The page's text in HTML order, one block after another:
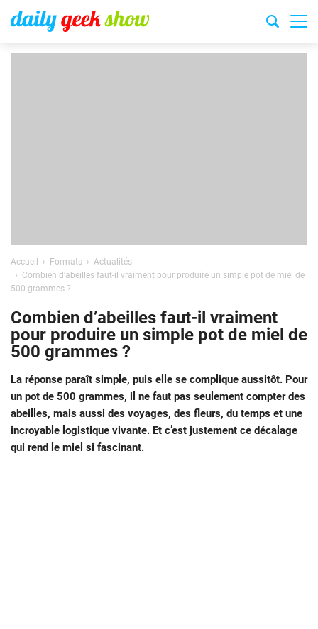
Accueil Formats
Actualités
Combien d’abeilles faut-il vraiment pour produire un simple pot de miel de
500 grammes ?
Combien d’abeilles faut-il vraiment
pour produire un simple pot de miel de
500 grammes ?
La réponse paraît simple, puis elle se complique aussitôt. Pour
un pot de 500 grammes, il ne faut pas seulement compter des
abeilles, mais aussi des voyages, des fleurs, du temps et une
incroyable logistique vivante. Et c’est justement ce décalage
qui rend le miel si fascinant.